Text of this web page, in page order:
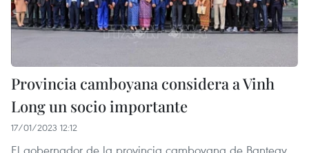
Provincia camboyana considera a Vinh
Long un socio importante
17/01/2023 12:12